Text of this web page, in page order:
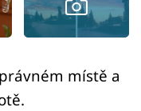
místě a